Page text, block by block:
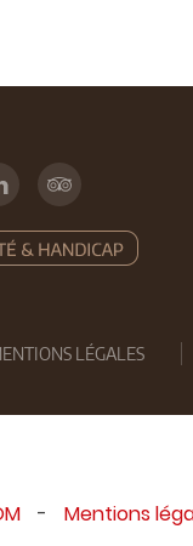
LÉGALES
- Mentions